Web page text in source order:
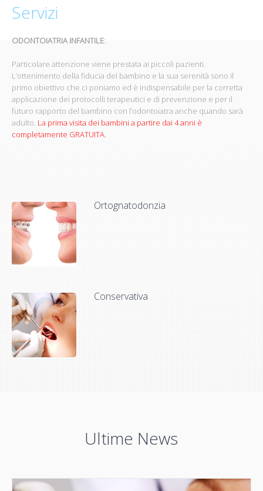
Servizi
ODONTOIATRIA INFANTILE:
Particolare attenzione viene prestata ai piccoli pazienti.
L’ottenimento della fiducia del bambino e la sua serenità sono il
primo obiettivo che ci poniamo ed è indispensabile per la corretta
applicazione dei protocolli terapeutici e di prevenzione e per il
futuro rapporto del bambino con l’odontoiatra anche quando sarà
adulto. La prima visita dei bambini a partire dai 4 anni è
completamente GRATUITA.
Ortognatodonzia
Conservativa
Ultime News